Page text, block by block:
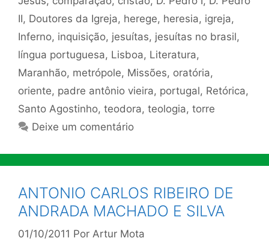
II, Doutores da Igreja, herege, heresia, igreja,
Inferno, inquisição, jesuítas, jesuítas no brasil,
língua portuguesa, Lisboa, Literatura,
Maranhão, metrópole, Missões, oratória,
oriente, padre antônio vieira, portugal, Retórica,
Santo Agostinho, teodora, teologia, torre
Deixe um comentário
ANTONIO CARLOS RIBEIRO DE
ANDRADA MACHADO E SILVA
01/10/2011 Por Artur Mota